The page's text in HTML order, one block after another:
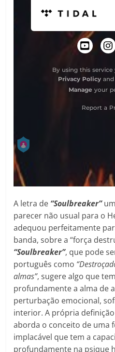
A letra de “Soulbreaker”
parecer não usual para o
adequou perfeitamente
banda, sobre a “força
“Soulbreaker”, que pode
português como
almas”, sugere algo que
profundamente a alma de
perturbação emocional,
interior. A própria
aborda o conceito de uma
implacável que tem a
profundamente na psique